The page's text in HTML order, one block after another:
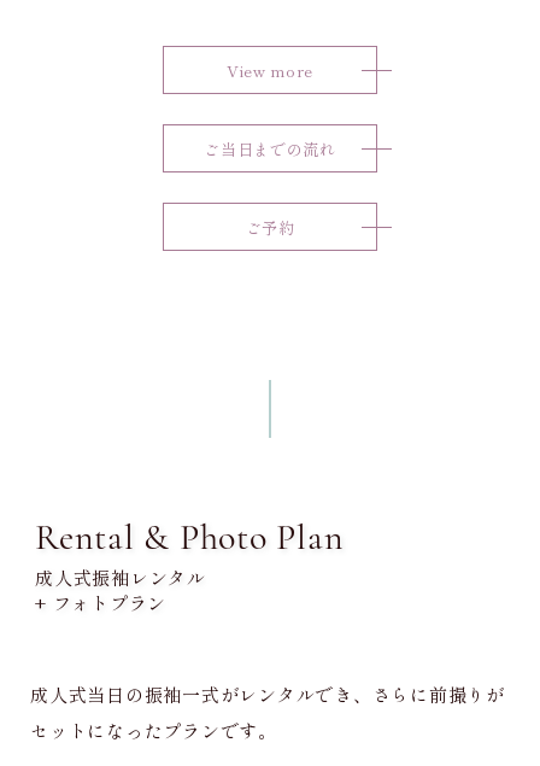
View more
ご当日までの流れ
ご予約
Rental & Photo Plan
成人式振袖レンタル
+ フォトプラン
成人式当日の振袖一式がレンタルでき、さらに前撮りが
セットになったプランです。